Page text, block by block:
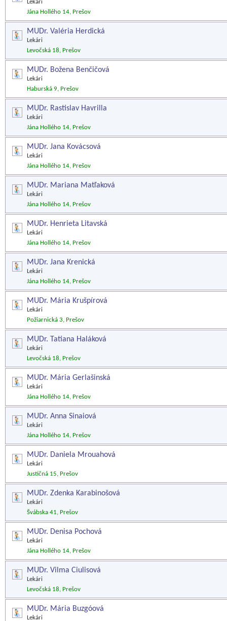
Lekári
Jána Hollého 14, Prešov
MUDr. Valéria Herdická
Lekári
Levočská 18, Prešov
MUDr. Božena Benčičová
Lekári
Haburská 9, Prešov
MUDr. Rastislav Havrilla
Lekári
Jána Hollého 14, Prešov
MUDr. Jana Kovácsová
Lekári
Jána Hollého 14, Prešov
MUDr. Mariana Matľaková
Lekári
Jána Hollého 14, Prešov
MUDr. Henrieta Litavská
Lekári
Jána Hollého 14, Prešov
MUDr. Jana Krenická
Lekári
Jána Hollého 14, Prešov
MUDr. Mária Krušpírová
Lekári
Požiarnická 3, Prešov
MUDr. Tatiana Haláková
Lekári
Levočská 18, Prešov
MUDr. Mária Gerlašinská
Lekári
Jána Hollého 14, Prešov
MUDr. Anna Sinaiová
Lekári
Jána Hollého 14, Prešov
MUDr. Daniela Mrouahová
Lekári
Justičná 15, Prešov
MUDr. Zdenka Karabinošová
Lekári
Švábska 41, Prešov
MUDr. Denisa Pochová
Lekári
Jána Hollého 14, Prešov
MUDr. Vilma Ciulisová
Lekári
Levočská 18, Prešov
MUDr. Mária Buzgóová
Lekári